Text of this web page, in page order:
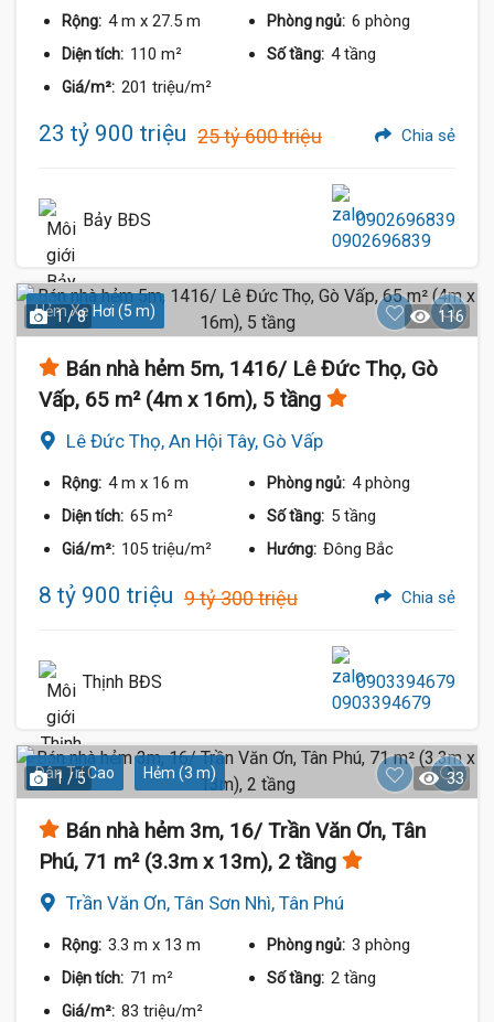
Rộng: 4 m x 27.5 m Phòng ngủ: 6 phòng
Diện tích: 110 m² Số tầng: 4 tầng
Giá/m²: 201 triệu/m²
23 tỷ 900 triệu 25 tỷ 600 triệu Chia sẻ
Bảy BĐS 0902696839
Hẻm Xe Hơi (5 m)
1 / 8 116
Bán nhà hẻm 5m, 1416/ Lê Đức Thọ, Gò
Vấp, 65 m² (4m x 16m), 5 tầng
Lê Đức Thọ, An Hội Tây, Gò Vấp
Rộng: 4 m x 16 m Phòng ngủ: 4 phòng
Diện tích: 65 m² Số tầng: 5 tầng
Giá/m²: 105 triệu/m² Hướng: Đông Bắc
8 tỷ 900 triệu 9 tỷ 300 triệu Chia sẻ
Thịnh BĐS 0903394679
Dân Trí Cao Hẻm (3 m)
1 / 5 33
Bán nhà hẻm 3m, 16/ Trần Văn Ơn, Tân
Phú, 71 m² (3.3m x 13m), 2 tầng
Trần Văn Ơn, Tân Sơn Nhì, Tân Phú
Rộng: 3.3 m x 13 m Phòng ngủ: 3 phòng
Diện tích: 71 m² Số tầng: 2 tầng
Giá/m²: 83 triệu/m²